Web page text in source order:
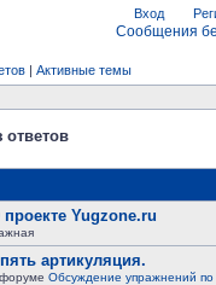
Вход
Сообщения
| Активные темы
Yugzone.ru
артикуляция.
Обсуждение упражнений по